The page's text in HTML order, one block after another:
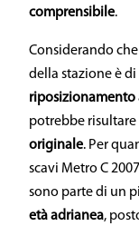
comprensibile.
Considerando
della stazione è di
potrebbe risultare
originale. Per
scavi Metro C
sono parte di un
età adrianea,